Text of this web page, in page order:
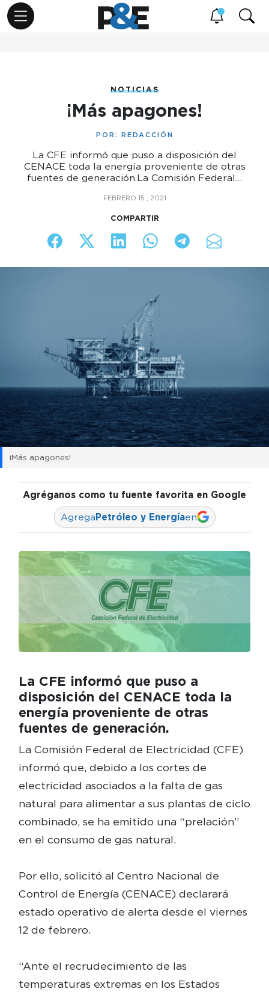
NOTICIAS
¡Más apagones!
POR: REDACCIÓN
La CFE informó que puso a disposición del
CENACE toda la energía proveniente de otras
fuentes de generación.La Comisión Federal…
FEBRERO 15 , 2021
COMPARTIR
¡Más apagones!
Agréganos como tu fuente favorita en Google
AgregaPetróleo y Energíaen
La CFE informó que puso a
disposición del CENACE toda la
energía proveniente de otras
fuentes de generación.
La Comisión Federal de Electricidad (CFE)
informó que, debido a los cortes de
electricidad asociados a la falta de gas
natural para alimentar a sus plantas de ciclo
combinado, se ha emitido una “prelación”
en el consumo de gas natural.
Por ello, solicitó al Centro Nacional de
Control de Energía (CENACE) declarará
estado operativo de alerta desde el viernes
12 de febrero.
“Ante el recrudecimiento de las
temperaturas extremas en los Estados